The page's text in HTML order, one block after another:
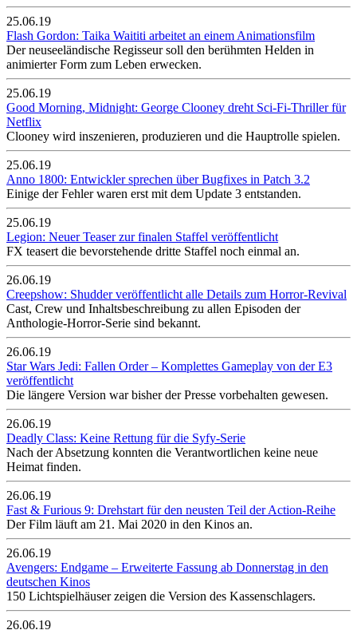
25.06.19
Flash Gordon: Taika Waititi arbeitet an einem Animationsfilm
Der neuseeländische Regisseur soll den berühmten Helden in
animierter Form zum Leben erwecken.
25.06.19
Good Morning, Midnight: George Clooney dreht Sci-Fi-Thriller für
Netflix
Clooney wird inszenieren, produzieren und die Hauptrolle spielen.
25.06.19
Anno 1800: Entwickler sprechen über Bugfixes in Patch 3.2
Einige der Fehler waren erst mit dem Update 3 entstanden.
25.06.19
Legion: Neuer Teaser zur finalen Staffel veröffentlicht
FX teasert die bevorstehende dritte Staffel noch einmal an.
26.06.19
Creepshow: Shudder veröffentlicht alle Details zum Horror-Revival
Cast, Crew und Inhaltsbeschreibung zu allen Episoden der
Anthologie-Horror-Serie sind bekannt.
26.06.19
Star Wars Jedi: Fallen Order – Komplettes Gameplay von der E3
veröffentlicht
Die längere Version war bisher der Presse vorbehalten gewesen.
26.06.19
Deadly Class: Keine Rettung für die Syfy-Serie
Nach der Absetzung konnten die Verantwortlichen keine neue
Heimat finden.
26.06.19
Fast & Furious 9: Drehstart für den neusten Teil der Action-Reihe
Der Film läuft am 21. Mai 2020 in den Kinos an.
26.06.19
Avengers: Endgame – Erweiterte Fassung ab Donnerstag in den
deutschen Kinos
150 Lichtspielhäuser zeigen die Version des Kassenschlagers.
26.06.19